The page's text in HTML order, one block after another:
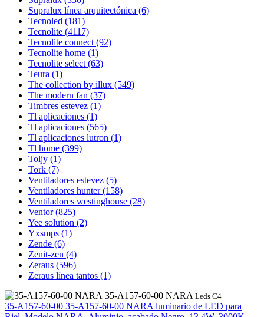
Supralux línea arquitectónica (6)
Tecnoled (181)
Tecnolite (4117)
Tecnolite connect (92)
Tecnolite home (1)
Tecnolite select (63)
Teura (1)
The collection by illux (549)
The modern fan (37)
Timbres estevez (1)
Tl aplicaciones (1)
Tl aplicaciones (565)
Tl aplicaciones lutron (1)
Tl home (399)
Toljy (1)
Tork (7)
Ventiladores estevez (5)
Ventiladores hunter (158)
Ventiladores westinghouse (28)
Ventor (825)
Yee solution (2)
Yxsmps (1)
Zende (6)
Zenit-zen (4)
Zeraus (596)
Zeraus línea tantos (1)
35-A157-60-00 NARA Leds C4
35-A157-60-00 35-A157-60-00 NARA luminario de LED para